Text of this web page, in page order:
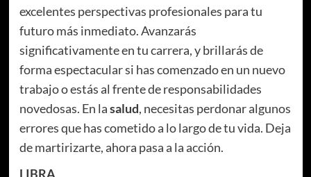
excelentes perspectivas profesionales para tu
futuro más inmediato. Avanzarás
significativamente en tu carrera, y brillarás de
forma espectacular si has comenzado en un nuevo
trabajo o estás al frente de responsabilidades
novedosas. En lasalud, necesitas perdonar algunos
errores que has cometido a lo largo de tu vida. Deja
de martirizarte, ahora pasa a la acción.
LIBRA